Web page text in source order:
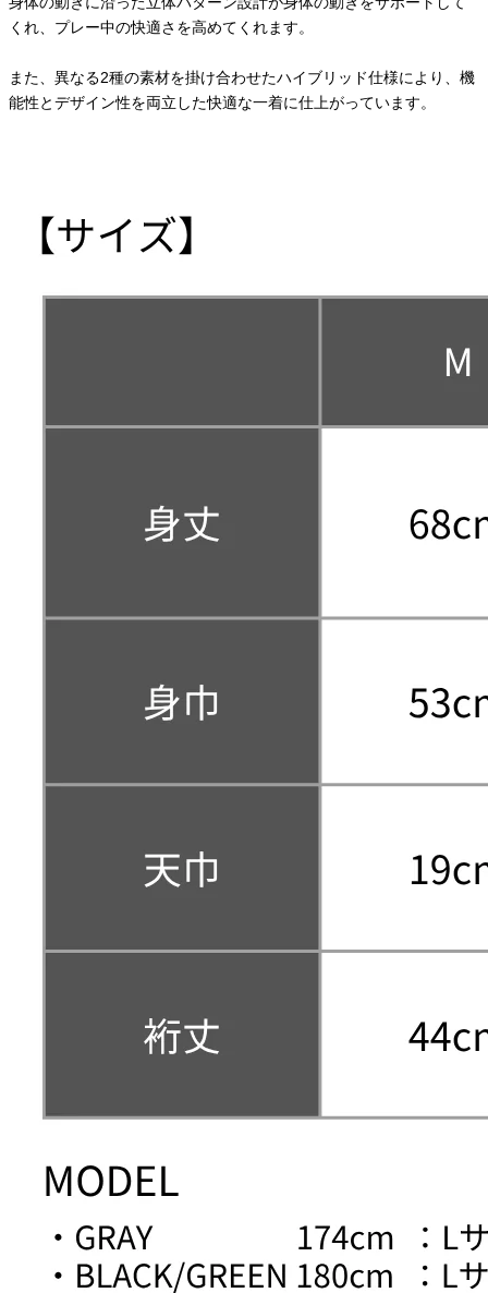
くれ、プレー中の快適さを高めてくれます。
また、異なる2種の素材を掛け合わせたハイブリッド仕様により、機
能性とデザイン性を両立した快適な一着に仕上がっています。